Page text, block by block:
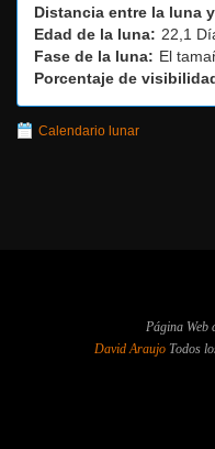
Distancia entre la luna
Edad de la luna: 22,1
Fase de la luna: El
Porcentaje de
Calendario lunar
Página Web
David AraujoTodos